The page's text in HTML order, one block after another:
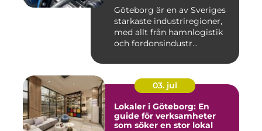
Göteborg är en av Sveriges
starkaste industriregioner,
med allt från hamnlogistik
och fordonsindustr...
03. jul
Lokaler i Göteborg: En
guide för verksamheter
som söker en stor lokal